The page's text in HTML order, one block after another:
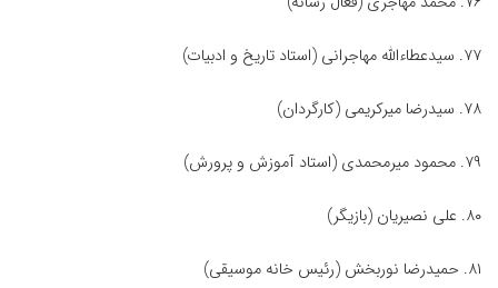
۷۷. سیدعطاءالله مهاجرانی (استاد تاریخ و ادبیات)
۷۸. سیدرضا میرکریمی (کارگردان)
۷۹. محمود میرمحمدی (استاد آموزش و پرورش)
۸۰. علی نصیریان (بازیگر)
۸۱. حمیدرضا نوربخش (رئیس خانه موسیقی)